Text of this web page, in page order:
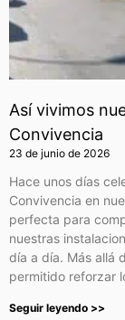
Así vivimos
Convivencia
23 de junio de 2026
Hace unos días
Convivencia en
perfecta para
nuestras
día a día. Más allá
permitido reforzar
Seguir leyendo >>